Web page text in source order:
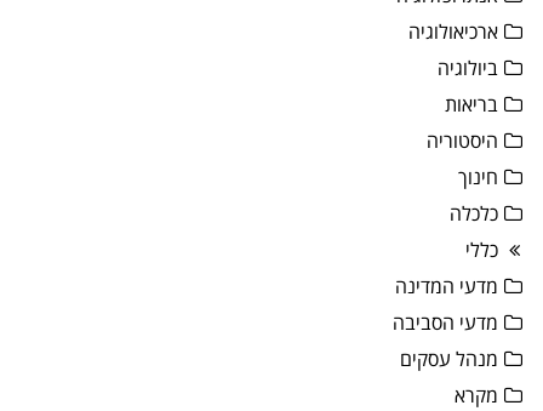
ארכיאולוגיה
ביולוגיה
בריאות
היסטוריה
חינוך
כלכלה
כללי
מדעי המדינה
מדעי הסביבה
מנהל עסקים
מקרא